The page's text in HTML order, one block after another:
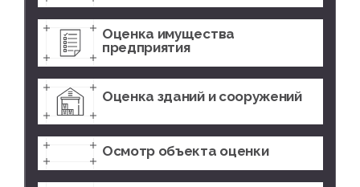
Оценка имущества
предприятия
Оценка зданий и сооружений
Осмотр объекта оценки